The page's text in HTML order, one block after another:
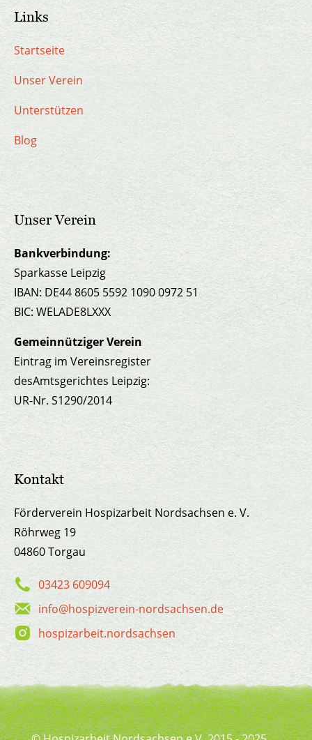
Links
Startseite
Unser Verein
Unterstützen
Blog
Unser Verein
Bankverbindung:
Sparkasse Leipzig
IBAN: DE44 8605 5592 1090 0972 51
BIC: WELADE8LXXX
Gemeinnütziger Verein
Eintrag im Vereinsregister
desAmtsgerichtes Leipzig:
UR-Nr. S1290/2014
Kontakt
Förderverein Hospizarbeit Nordsachsen e. V.
Röhrweg 19
04860 Torgau
03423 609094
info@hospizverein-nordsachsen.de
hospizarbeit.nordsachsen